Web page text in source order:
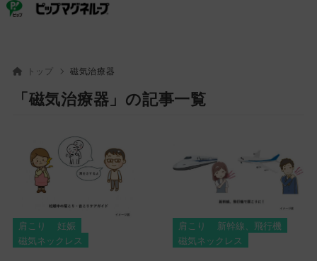
ピップ
トップ 磁気治療器
「磁気治療器」の記事一覧
肩こり
妊娠
磁気ネックレス
肩こり
新幹線、飛行機
磁気ネックレス